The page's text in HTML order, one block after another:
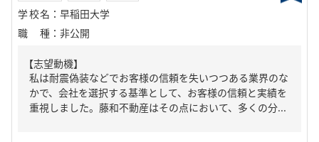
学校名 ： 早稲田大学
職種 ： 非公開
【志望動機】
私は耐震偽装などでお客様の信頼を失いつつある業界のな
かで、会社を選択する基準として、お客様の信頼と実績を
重視しました。藤和不動産はその点において、多くの分...